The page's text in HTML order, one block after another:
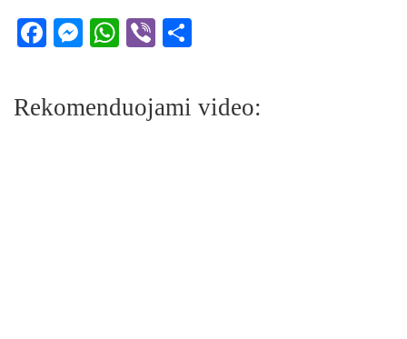
Facebook
Messenger
WhatsApp
Viber
Rekomenduojami video: